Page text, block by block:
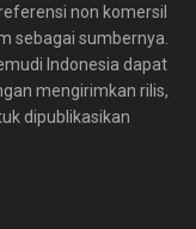
non komersil
sebagai sumbernya.
Indonesia dapat
mengirimkan rilis,
dipublikasikan